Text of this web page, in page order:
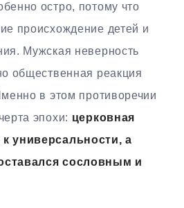
остро, потому что
происхождение детей и
Мужская неверность
общественная реакция
в этом противоречии
эпохи: церковная
универсальности, а
сословным и